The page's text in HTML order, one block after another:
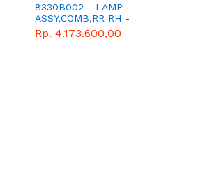
8330B002 - LAMP
ASSY,COMB,RR RH -
LAMPU - SPAREPART
MITSUBISHI - XPANDER
Rp. 4.173.600,00